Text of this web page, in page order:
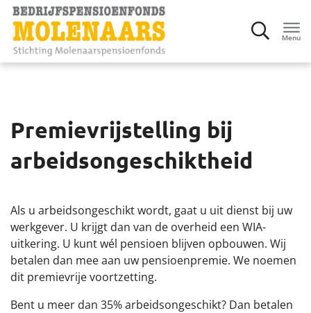
Menu
Deelnemers
Over het pensioenfonds
Pensioenregeling
Organisatie
Premievrijstelling bij
arbeidsongeschiktheid
Als u arbeidsongeschikt wordt, gaat u uit dienst bij uw
werkgever. U krijgt dan van de overheid een WIA-
uitkering. U kunt wél pensioen blijven opbouwen. Wij
betalen dan mee aan uw pensioenpremie. We noemen
dit premievrije voortzetting.
Bent u meer dan 35% arbeidsongeschikt? Dan betalen